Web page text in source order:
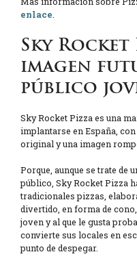
enlace
Sky Rocket
imagen
público
Sky Rocket Pizza es una
implantarse en España,
original y una imagen
Porque, aunque se trate de
público, Sky Rocket Pizza
tradicionales pizzas,
divertido, en forma de
joven y al que le gusta
convierte sus locales en
punto de despegar.